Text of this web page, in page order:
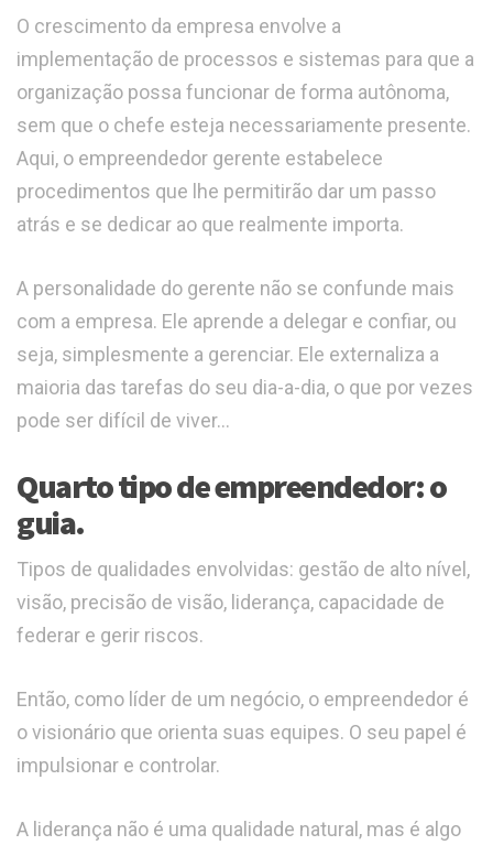
O crescimento da empresa envolve a
implementação de processos e sistemas para que a
organização possa funcionar de forma autônoma,
sem que o chefe esteja necessariamente presente.
Aqui, o empreendedor gerente estabelece
procedimentos que lhe permitirão dar um passo
atrás e se dedicar ao que realmente importa.
A personalidade do gerente não se confunde mais
com a empresa. Ele aprende a delegar e confiar, ou
seja, simplesmente a gerenciar. Ele externaliza a
maioria das tarefas do seu dia-a-dia, o que por vezes
pode ser difícil de viver…
Quarto tipo de empreendedor: o
guia.
Tipos de qualidades envolvidas: gestão de alto nível,
visão, precisão de visão, liderança, capacidade de
federar e gerir riscos.
Então, como líder de um negócio, o empreendedor é
o visionário que orienta suas equipes. O seu papel é
impulsionar e controlar.
A liderança não é uma qualidade natural, mas é algo